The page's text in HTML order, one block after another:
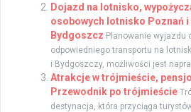
Dojazd na lotnisko,
osobowych lotnisko Poznań
Bydgoszcz Planowanie wyjazdu
odpowiedniego transportu na
i Bydgoszczy, możliwości jest
Atrakcje w trójmieście,
Przewodnik po trójmieście
destynacja, która przyciąga